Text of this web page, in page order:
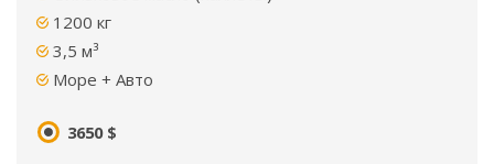
1200 кг
3,5 м³
Море + Авто
3650 $